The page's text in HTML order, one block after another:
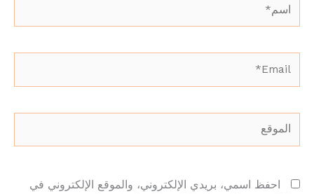
احفظ اسمي، بريدي الإلكتروني، والموقع الإلكتروني في